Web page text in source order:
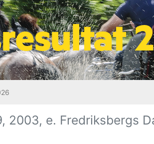
2003, e. Fredriksbergs